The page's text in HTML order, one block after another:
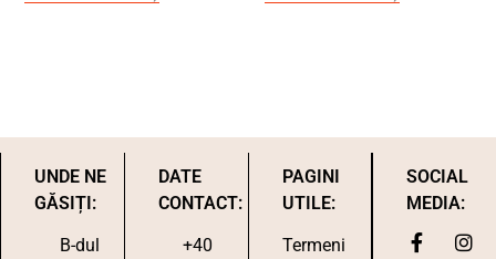
UNDE NE
GĂSIȚI:
B-dul
DATE
CONTACT:
+40
PAGINI
UTILE:
Termeni
SOCIAL
MEDIA: